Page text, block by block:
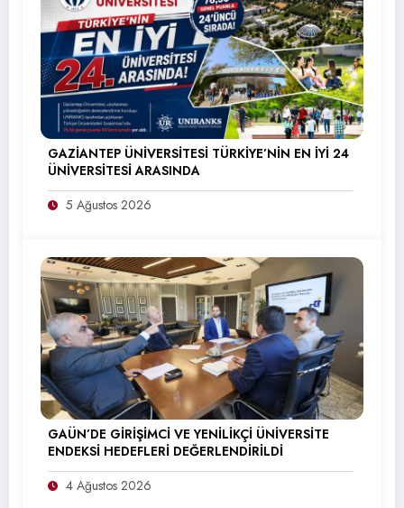
GAZİANTEP ÜNİVERSİTESİ TÜRKİYE’NİN EN İYİ 24
ÜNİVERSİTESİ ARASINDA
5 Ağustos 2026
GAÜN’DE GİRİŞİMCİ VE YENİLİKÇİ ÜNİVERSİTE
ENDEKSİ HEDEFLERİ DEĞERLENDİRİLDİ
4 Ağustos 2026